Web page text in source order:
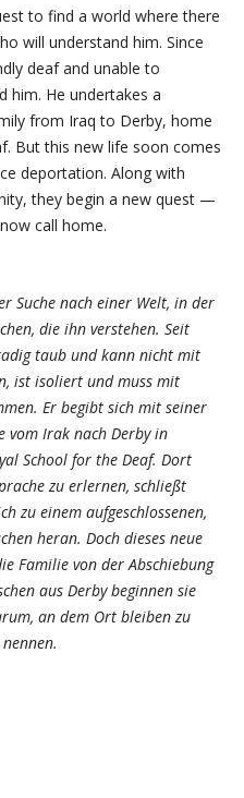
to find a world where there
will understand him. Since
deaf and unable to
him. He undertakes a
from Iraq to Derby, home
But this new life soon comes
deportation. Along with
they begin a new quest —
call home.
Suche nach einer Welt, in der
die ihn verstehen. Seit
taub und kann nicht mit
ist isoliert und muss mit
Er begibt sich mit seiner
vom Irak nach Derby in
School for the Deaf. Dort
zu erlernen, schließt
zu einem aufgeschlossenen,
heran. Doch dieses neue
Familie von der Abschiebung
aus Derby beginnen sie
an dem Ort bleiben zu